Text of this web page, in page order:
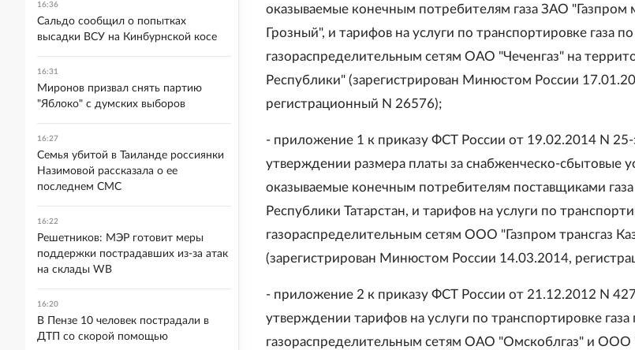
оказываемые конечным потребителям газа ЗАО "Газпром
Грозный", и тарифов на услуги по транспортировке газа по
газораспределительным сетям ОАО "Чеченгаз" на
Республики" (зарегистрирован Минюстом России
регистрационный N 26576);
- приложение 1 к приказу ФСТ России от 19.02.2014 N
утверждении размера платы за снабженческо-сбытовые
оказываемые конечным потребителям поставщиками
Республики Татарстан, и тарифов на услуги по
газораспределительным сетям ООО "Газпром трансгаз
(зарегистрирован Минюстом России 14.03.2014,
- приложение 2 к приказу ФСТ России от 21.12.2012 N
утверждении тарифов на услуги по транспортировке газа
газораспределительным сетям ОАО "Омскоблгаз" и ООО
16:36
Сальдо сообщил о попытках
высадки ВСУ на Кинбурнской косе
16:31
Миронов призвал снять партию
"Яблоко" с думских выборов
16:27
Семья убитой в Таиланде россиянки
Назимовой рассказала о ее
последнем СМС
16:22
Решетников: МЭР готовит меры
поддержки пострадавших из-за атак
на склады WB
16:20
В Пензе 10 человек пострадали в
ДТП со скорой помощью